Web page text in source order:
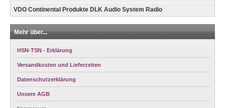
VDO Continental Produkte DLK Audio System Radio
Mehr über...
HSN-TSN - Erklärung
Versandkosten und Lieferzeiten
Datenschutzerklärung
Unsere AGB